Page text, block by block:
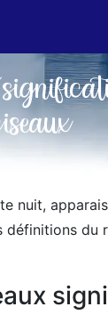
nuit,
définitions du